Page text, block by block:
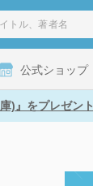
公式ショップ
)』をプレゼント